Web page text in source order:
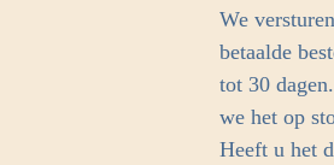
m
We
betaalde
tot 30
we het op
Heeft u het